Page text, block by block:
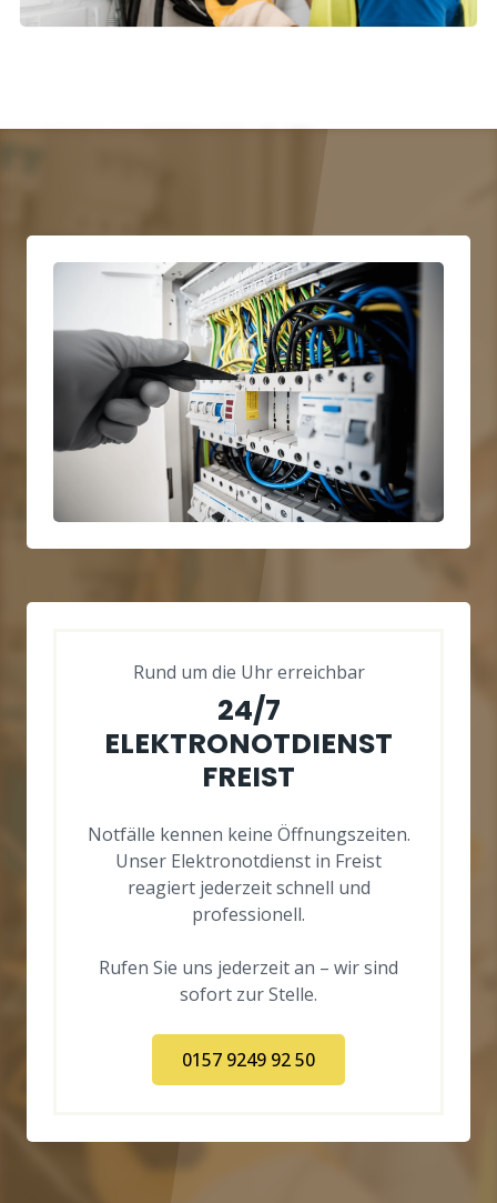
Rund um die Uhr erreichbar
24/7
ELEKTRONOTDIENST
FREIST
Notfälle kennen keine Öffnungszeiten.
Unser Elektronotdienst in Freist
reagiert jederzeit schnell und
professionell.
Rufen Sie uns jederzeit an – wir sind
sofort zur Stelle.
0157 9249 92 50